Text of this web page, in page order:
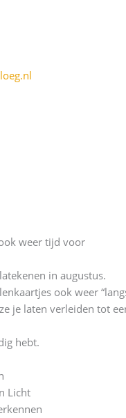
weer tijd voor
in augustus.
ook weer
ze je laten verleiden tot
hebt.
Licht